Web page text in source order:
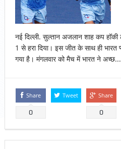
नई दिल्ली. सुल्तान अजलान शाह कप हॉकी
1 से हरा दिया। इस जीत के साथ ही
गया है। मंगलवार को मैच में भारत ने अच्छ...
Share
0
Tweet Share
0